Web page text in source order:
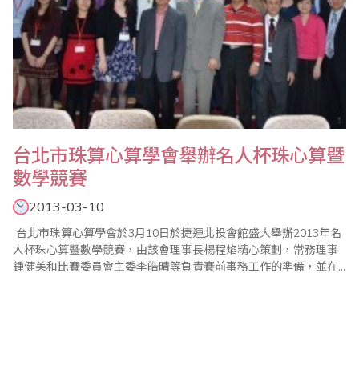
台北市珠算心算學會舉辦名人杯珠心算暨
數學競賽
2013-03-10
台北市珠算心算學會於3月10日於捷運北投會館盛大舉辦2013年名
人杯珠心算暨數學競賽，由該會理事長楊程焰精心策劃，常務理事
鍾健美和比賽委員會主委李皓晴等負責賽前事務工作的準備，並在